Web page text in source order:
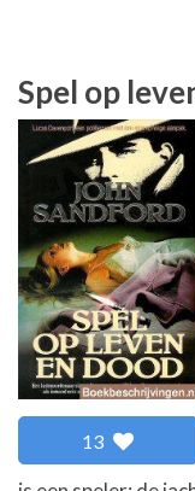
Spel op
13